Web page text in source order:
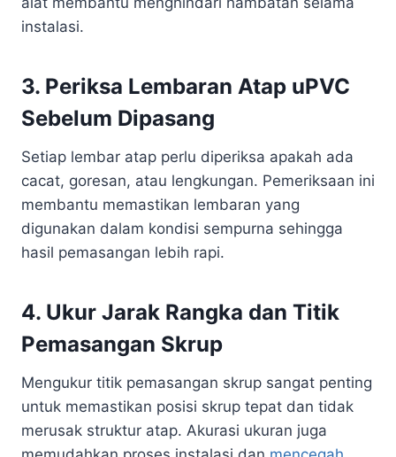
instalasi.
3. Periksa Lembaran Atap uPVC
Sebelum Dipasang
Setiap lembar atap perlu diperiksa apakah ada
cacat, goresan, atau lengkungan. Pemeriksaan ini
membantu memastikan lembaran yang
digunakan dalam kondisi sempurna sehingga
hasil pemasangan lebih rapi.
4. Ukur Jarak Rangka dan Titik
Pemasangan Skrup
Mengukur titik pemasangan skrup sangat penting
untuk memastikan posisi skrup tepat dan tidak
merusak struktur atap. Akurasi ukuran juga